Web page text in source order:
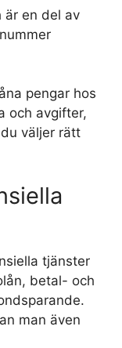
är en del av
pengar hos
och avgifter,
väljer rätt
tjänster
betal- och
man även